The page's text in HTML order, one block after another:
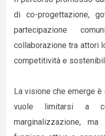
di co-progettazione,
partecipazione
collaborazione tra attori
competitività e
La visione che emerge è
vuole limitarsi a
marginalizzazione,